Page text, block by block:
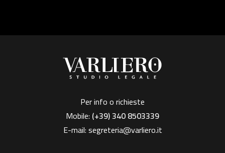
Per info o richieste
Mobile: (+39)340 8503339
E-mail:segreteria@varliero.it